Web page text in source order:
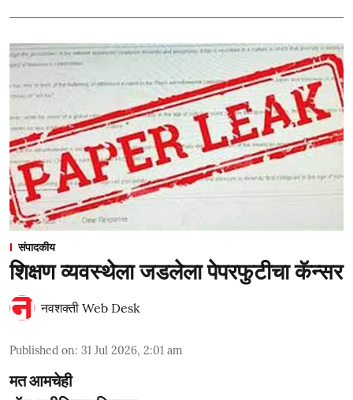
संपादकीय
शिक्षण व्यवस्थेला जडलेला पेपरफुटीचा कॅन्सर
नवशक्ती Web Desk
Published on: 31 Jul 2026, 2:01 am
मत आमचेही